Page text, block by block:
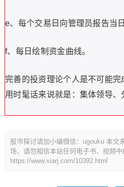
e、每个交易日向管理员报告当
f、每日绘制资金曲线。
完善的投资理论个人是不可能完
用时髦话来说就是：集体领导、
股市探讨请加小编微信：ugouku 本文
场，请勿相信本站任何电子书、视频中
https://www.xiarj.com/10392.html